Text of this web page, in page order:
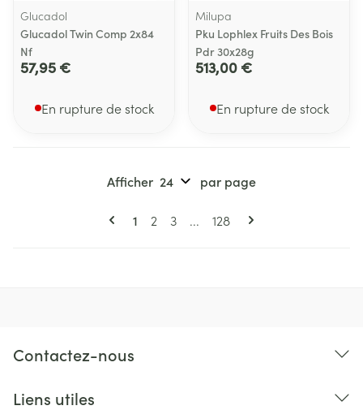
Glucadol
Glucadol Twin Comp 2x84
Nf
57,95 €
En rupture de stock
Milupa
Pku Lophlex Fruits Des Bois
Pdr 30x28g
513,00 €
En rupture de stock
Pages
Vous lisez actuellement la page
1 Page
2 Page
3 ... Page
128
Afficher par page
Contactez-nous
Liens utiles